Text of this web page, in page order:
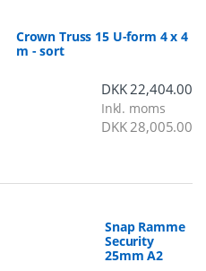
Crown Truss 15 U-form 4 x 4
m - sort
DKK22,404.00
Inkl. moms
DKK28,005.00
Snap Ramme
Security
25mm A2